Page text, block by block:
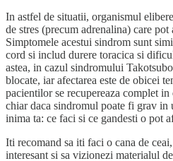
In astfel de situatii, organismul
de stres (precum adrenalina) care
Simptomele acestui sindrom sunt
cord si includ durere toracica si
astea, in cazul sindromului
blocate, iar afectarea este de obicei
pacientilor se recupereaza complet
chiar daca sindromul poate fi grav in
inima ta: ce faci si ce gandesti o pot
Iti recomand sa iti faci o cana de
interesant si sa vizionezi materialul